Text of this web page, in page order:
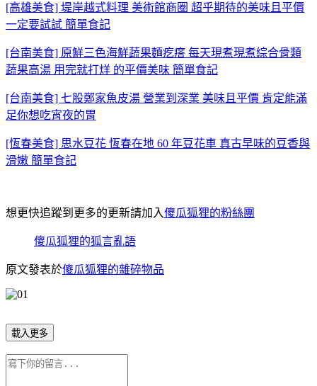
[高雄美食] 堤岸越式料理 美術館商圈 超乎期待的美味且平價
一定要試試 簡單食記
[台南美食] 原鮮三色海鮮蔬果麵疙瘩 每天現煮現煮綜合骨類
蔬果高湯 用完就打烊 的平價美味 簡單食記
[台南美食] 七股鄭家魚皮湯 營業到深業 美味且平價 肯定能滿
足你想吃宵夜的胃
[恆春美食] 思水豆花 恆春在地 60 年豆花車 真古早味的豆香與
滑嫩 簡單食記
想更快追蹤到更多的更新請加入傻瓜狐狸的粉絲團
傻瓜狐狸的狐言亂語
原文發表於傻瓜狐狸的雜碎物品
載入更多